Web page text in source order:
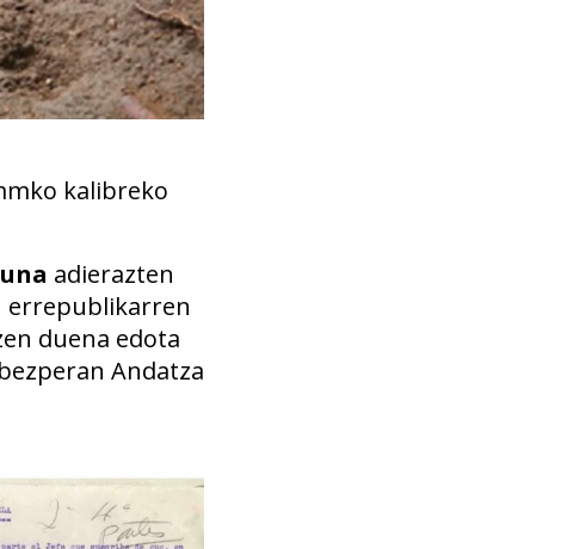
kalibreko
adierazten
errepublikarren
duena edota
Andatza